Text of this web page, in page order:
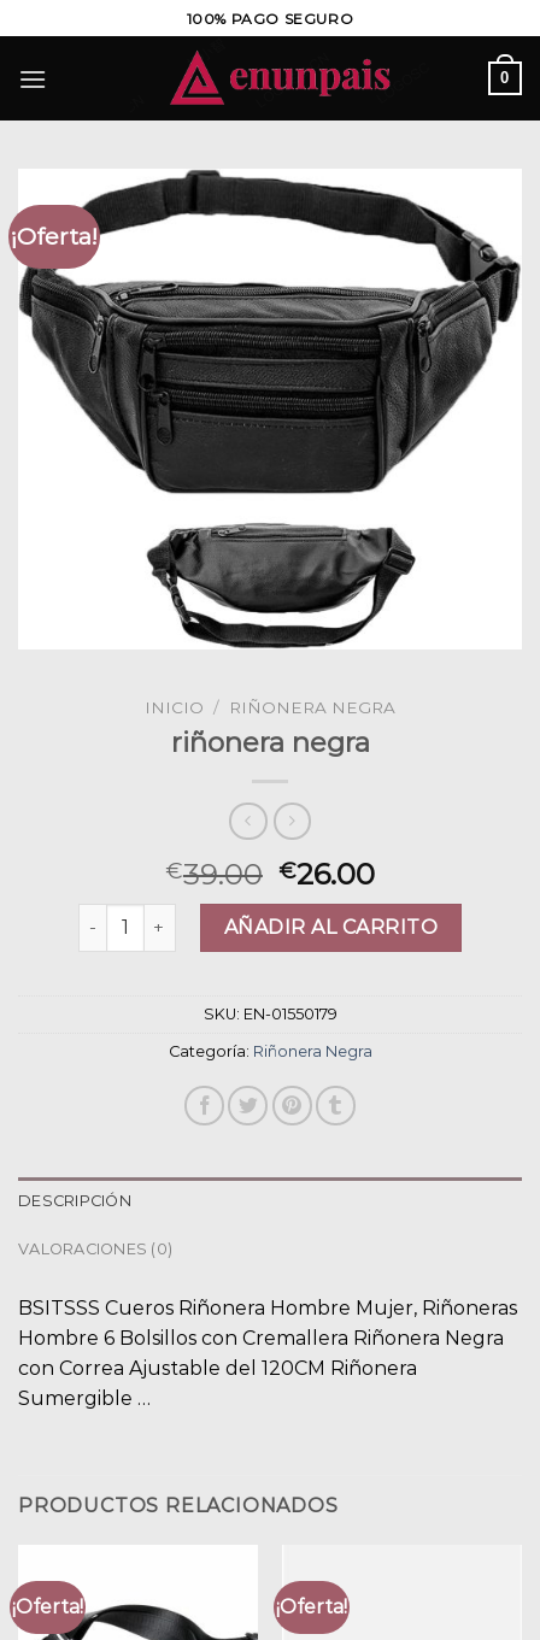
al
contenido
100% PAGO SEGURO
0
¡Oferta!
INICIO / RIÑONERA NEGRA
riñonera negra
€39.00 €26.00
riñonera negra cantidadAÑADIR AL CARRITO
SKU: EN-01550179
Categoría: Riñonera Negra
DESCRIPCIÓN
VALORACIONES (0)
BSITSSS Cueros Riñonera Hombre Mujer, Riñoneras
Hombre 6 Bolsillos con Cremallera Riñonera Negra
con Correa Ajustable del 120CM Riñonera
Sumergible …
PRODUCTOS RELACIONADOS
¡Oferta! ¡Oferta!